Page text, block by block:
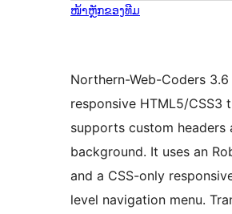
ໜ້າຫຼັກຂອງທີມ
Northern-Web-Coders 3.6
responsive HTML5/CSS3
supports custom headers
background. It uses an
and a CSS-only
level navigation menu.